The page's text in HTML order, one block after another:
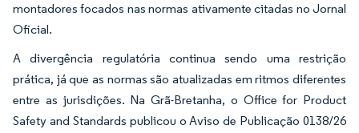
montadores focados nas normas ativamente citadas no Jornal
Oficial.
A divergência regulatória continua sendo uma restrição
prática, já que as normas são atualizadas em ritmos diferentes
entre as jurisdições. Na Grã-Bretanha, o Office for Product
Safety and Standards publicou o Aviso de Publicação 0138/26